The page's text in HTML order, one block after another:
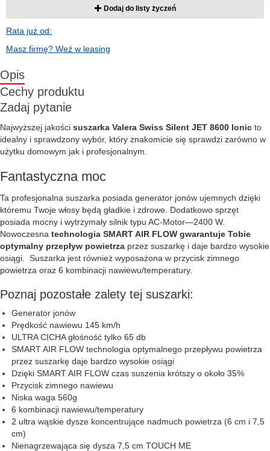
Dodaj do listy życzeń
Rata już od:
Masz firmę? Weź w leasing
Opis
Cechy produktu
Zadaj pytanie
Najwyższej jakości suszarka Valera Swiss Silent JET 8600 Ionic to
idealny i sprawdzony wybór, który znakomicie się sprawdzi zarówno w
użytku domowym jak i profesjonalnym.
Fantastyczna moc
Ta profesjonalna suszarka posiada generator jonów ujemnych dzięki
któremu Twoje włosy będą gładkie i zdrowe. Dodatkowo sprzęt
posiada mocny i wytrzymały silnik typu AC-Motor—2400 W.
Nowoczesna technologia SMART AIR FLOW gwarantuje Tobie
optymalny przepływ powietrza przez suszarkę i daje bardzo wysokie
osiągi. Suszarka jest również wyposażona w przycisk zimnego
powietrza oraz 6 kombinacji nawiewu/temperatury.
Poznaj pozostałe zalety tej suszarki:
Generator jonów
Prędkość nawiewu 145 km/h
ULTRA CICHA głośność tylko 65 db
SMART AIR FLOW technologia optymalnego przepływu powietrza
przez suszarkę daje bardzo wysokie osiągi
Dzięki SMART AIR FLOW czas suszenia krótszy o około 35%
Przycisk zimnego nawiewu
Niska waga 560g
6 kombinacji nawiewu/temperatury
2 ultra wąskie dysze koncentrujące nadmuch powietrza (6 cm i 7,5
cm)
Nienagrzewająca się dysza 7,5 cm TOUCH ME